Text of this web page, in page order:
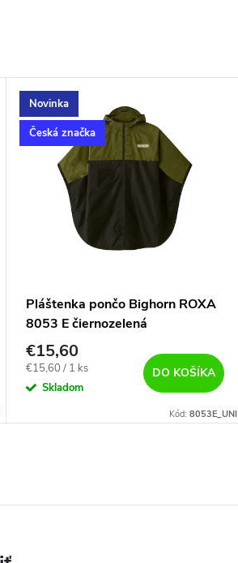
Novinka
Česká značka
Pláštenka pončo Bighorn ROXA
8053 E čiernozelená
€15,60
Jednotková
cena:
€15,60 / 1 ks
Skladom
DO KOŠÍKA
Kód: 8053E_UNI